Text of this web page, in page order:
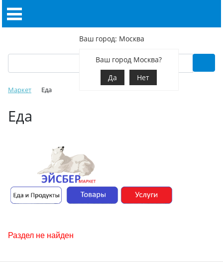
Ваш город: Москва
Ваш город Москва?
Да
Нет
Маркет Еда
Еда
Раздел не найден